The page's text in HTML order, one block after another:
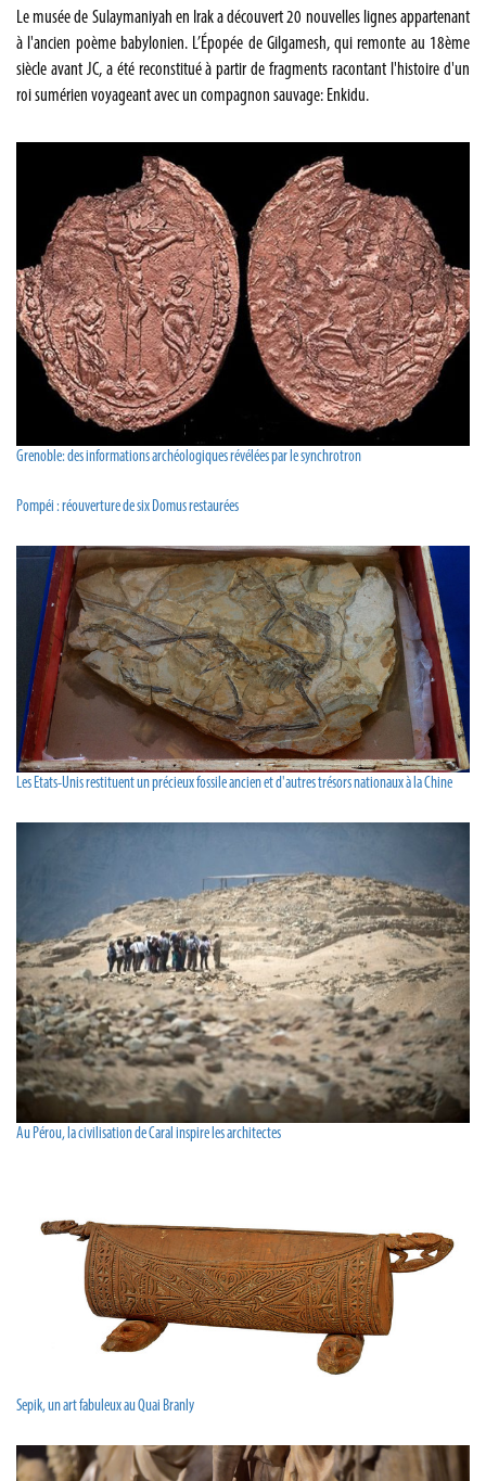
Le musée de Sulaymaniyah en Irak a découvert 20 nouvelles lignes appartenant
à l'ancien poème babylonien. L’Épopée de Gilgamesh, qui remonte au 18ème
siècle avant JC, a été reconstitué à partir de fragments racontant l'histoire d'un
roi sumérien voyageant avec un compagnon sauvage: Enkidu.
Grenoble: des informations archéologiques révélées par le synchrotron
Pompéi : réouverture de six Domus restaurées
Les Etats-Unis restituent un précieux fossile ancien et d'autres trésors nationaux à la Chine
Au Pérou, la civilisation de Caral inspire les architectes
Sepik, un art fabuleux au Quai Branly